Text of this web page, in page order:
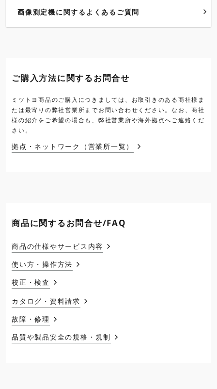
画像測定機に関するよくあるご質問
ご購入方法に関するお問合せ
ミツトヨ商品のご購入につきましては、お取引きのある商社様ま
たは最寄りの弊社営業所までお問い合わせください。なお、商社
様の紹介をご希望の場合も、弊社営業所や海外拠点へご連絡くだ
さい。
拠点・ネットワーク（営業所一覧）
商品に関するお問合せ/FAQ
商品の仕様やサービス内容
使い方・操作方法
校正・検査
カタログ・資料請求
故障・修理
品質や製品安全の規格・規制